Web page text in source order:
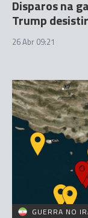
Disparos na
Trump
26 Abr 09:21
GUERRA NO